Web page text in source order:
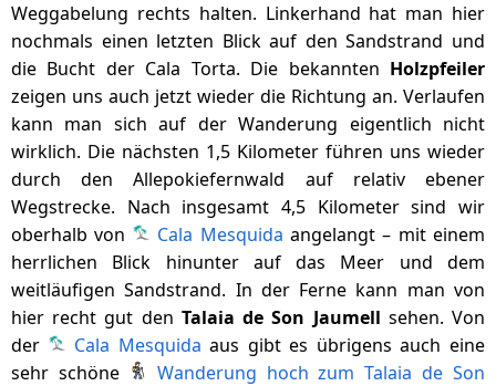
Weggabelung rechts halten. Linkerhand hat man hier
nochmals einen letzten Blick auf den Sandstrand und
die Bucht der Cala Torta. Die bekannten Holzpfeiler
zeigen uns auch jetzt wieder die Richtung an. Verlaufen
kann man sich auf der Wanderung eigentlich nicht
wirklich. Die nächsten 1,5 Kilometer führen uns wieder
durch den Allepokiefernwald auf relativ ebener
Wegstrecke. Nach insgesamt 4,5 Kilometer sind wir
oberhalb von
Cala Mesquida angelangt – mit einem
herrlichen Blick hinunter auf das Meer und dem
weitläufigen Sandstrand. In der Ferne kann man von
hier recht gut den Talaia de Son Jaumell sehen. Von
der
Cala Mesquida aus gibt es übrigens auch eine
sehr schöne
Wanderung hoch zum Talaia de Son